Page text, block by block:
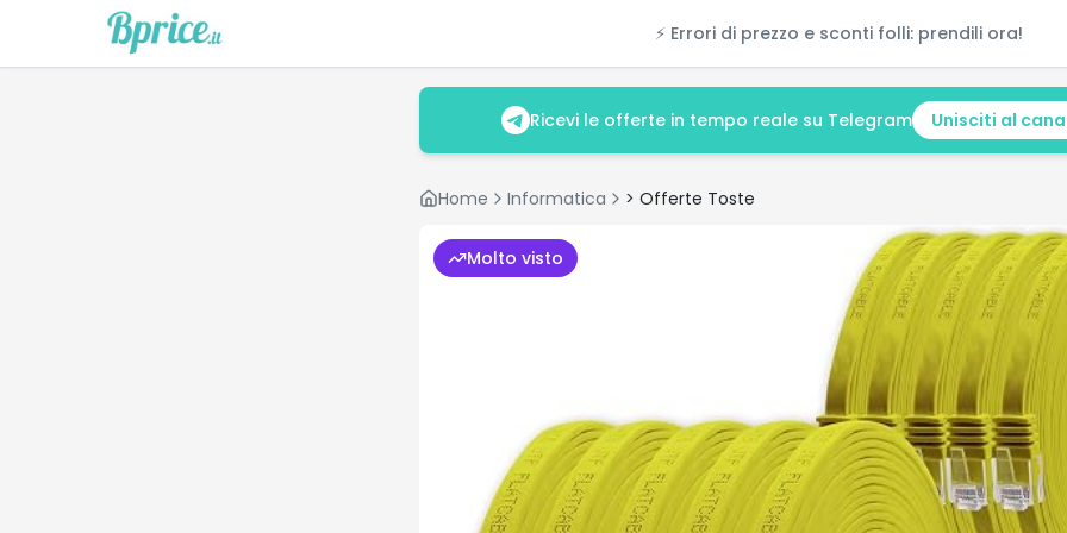
⚡ Errori di prezzo e sconti folli: prendili ora!
Ricevi le offerte in tempo reale su Telegram Unisciti al
Home Informatica > Offerte Toste
Molto visto